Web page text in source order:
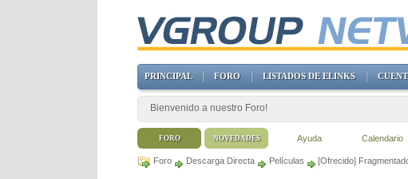
Foro Descarga Directa Películas [Ofrecido]
PRINCIPAL FORO LISTADOS DE ELINKS
Bienvenido a nuestro Foro!
FORO Ayuda Calendario
NOVEDADES